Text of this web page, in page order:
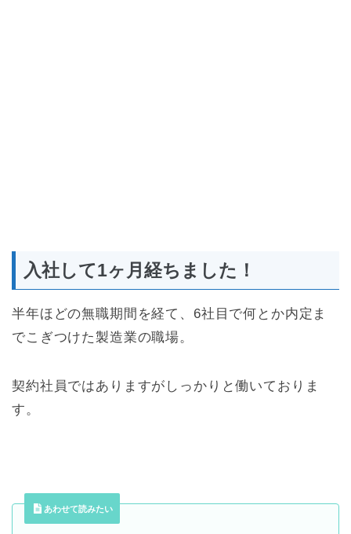
入社して1ヶ月経ちました！
半年ほどの無職期間を経て、6社目で何とか内定ま
でこぎつけた製造業の職場。
契約社員ではありますがしっかりと働いておりま
す。
あわせて読みたい